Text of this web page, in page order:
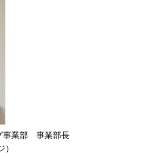
事業部 事業部長